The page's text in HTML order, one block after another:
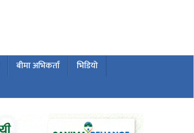
बीमा अभिकर्ता
भिडियो